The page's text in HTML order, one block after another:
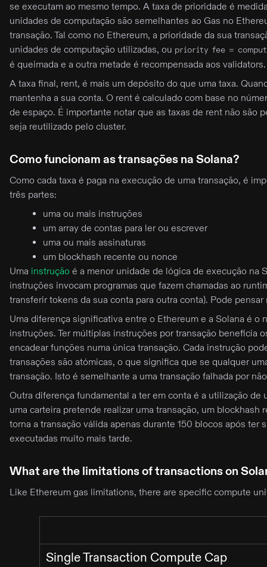
se executam ao mesmo tempo. A taxa de prioridade é
unidades de computação são semelhantes ao Gas no
transação. Tal como no Ethereum, a prioridade da sua
unidades de computação utilizadas, ou priority fee =
é queimada e a outra metade é recompensada aos validators.
A taxa final, rent, é mais um depósito do que uma taxa.
mantenha a sua conta. O rent é calculado com base no
de espaço. É importante notar que as taxas de rent não são
seja reutilizado pelo cluster.
Como funcionam as transações na Solana?
Como cada taxa é paga na execução de uma transação, é
três partes:
uma ou mais instruções
um array de contas para ler ou escrever
uma ou mais assinaturas
um blockhash recente ou nonce
Uma instrução é a menor unidade de lógica de execução na
instruções invocam programas que fazem chamadas ao
transferir tokens da sua conta para outra conta). Pode
Uma diferença significativa entre o Ethereum e a Solana é
instruções. Ter múltiplas instruções por transação beneficia
encadear funções numa única transação. Cada instrução
transações são atómicas, o que significa que se qualquer
transação. Isto é semelhante a uma transação falhada por
Outra diferença fundamental a ter em conta é a utilização
uma carteira pretende realizar uma transação, um
torna a transação válida apenas durante 150 blocos após
executadas muito mais tarde.
What are the limitations of transactions on
Like Ethereum gas limitations, there are specific compute
Single Transaction Compute Cap